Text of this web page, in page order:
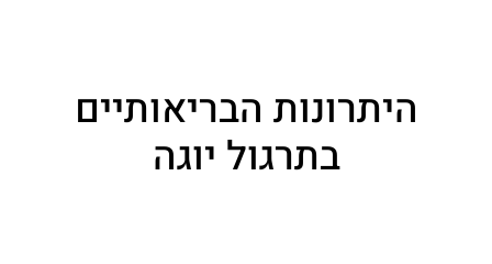
היתרונות הבריאותיים
בתרגול יוגה